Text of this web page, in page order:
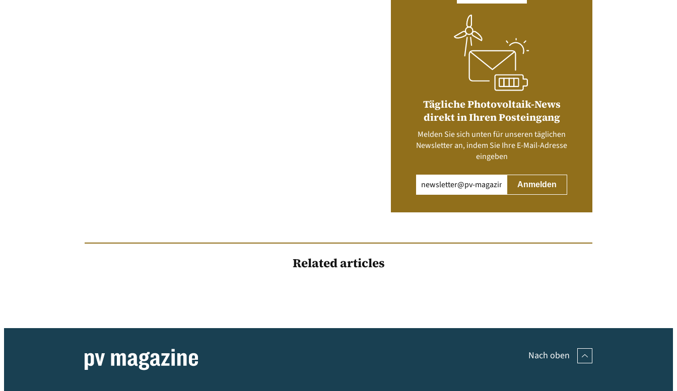
Tägliche Photovoltaik-News
direkt in Ihren Posteingang
Melden Sie sich unten für unseren täglichen
Newsletter an, indem Sie Ihre E-Mail-Adresse
eingeben
(erforderlich)
Related articles
Nach oben